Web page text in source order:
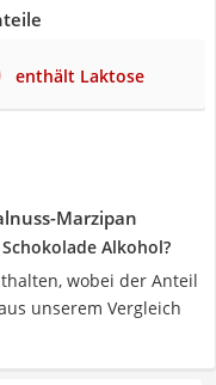
enthält Laktose
Marzipan
Alkohol?
wobei der Anteil
unserem Vergleich